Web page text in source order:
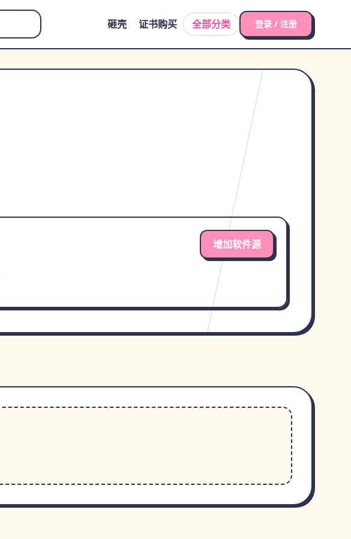
砸壳 证书购买 全部分类 登录 / 注册
增加软件源